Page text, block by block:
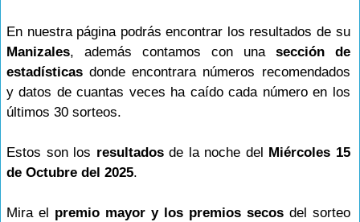
En nuestra página podrás encontrar los resultados de su
Manizales, además contamos con una sección de
estadísticas donde encontrara números recomendados
y datos de cuantas veces ha caído cada número en los
últimos 30 sorteos.
Estos son los resultadosde la noche del Miércoles 15
de Octubre del 2025.
Mira el premio mayor y los premios secosdel sorteo